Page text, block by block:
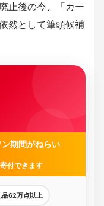
止後の今、「カー
然として筆頭候補
期間がねらい
付できます
品62万点以上